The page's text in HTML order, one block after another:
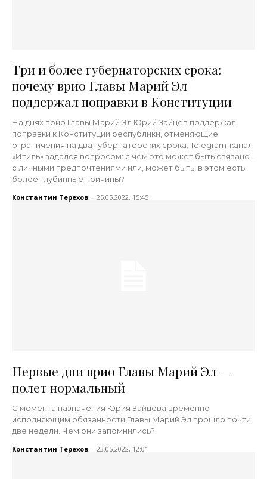
Три и более губернаторских срока:
почему врио Главы Марий Эл
поддержал поправки в Конституции
На днях врио Главы Марий Эл Юрий Зайцев поддержал
поправки к Конституции республики, отменяющие
ограничения на два губернаторских срока. Telegram-канал
«Итиль» задался вопросом: с чем это может быть связано -
с личными предпочтениями или, может быть, в этом есть
более глубинные причины?
Константин Терехов - 25.05.2022, 15:45
Первые дни врио Главы Марий Эл —
полет нормальный
С момента назначения Юрия Зайцева временно
исполняющим обязанности Главы Марий Эл прошло почти
две недели. Чем они запомнились?
Константин Терехов - 23.05.2022, 12:01